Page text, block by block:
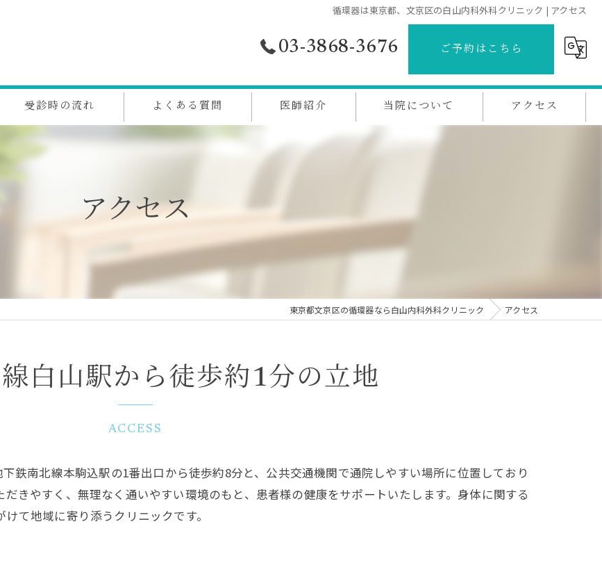
循環器は東京都、文京区の白山内科外科クリニック | アクセス
03-3868-3676 ご予約はこちら
受診時の流れ よくある質問 医師紹介 当院について
高血圧
コレステロール
アクセス
アクセス
東京都文京区の循環器なら白山内科外科クリニック アクセス
白山駅から徒歩約1分の立地
ACCESS
鉄南北線本駒込駅の1番出口から徒歩約8分と、公共交通機関で通院しやすい場所に位置しており
きやすく、無理なく通いやすい環境のもと、患者様の健康をサポートいたします。身体に関する
て地域に寄り添うクリニックです。